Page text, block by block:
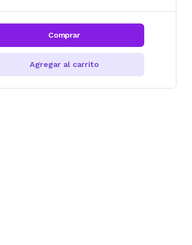
CALCULAR
Comprar
Agregar al carrito